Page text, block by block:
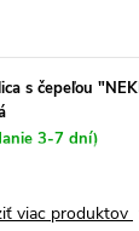
s čepeľou
3-7 dní)
viac produktov